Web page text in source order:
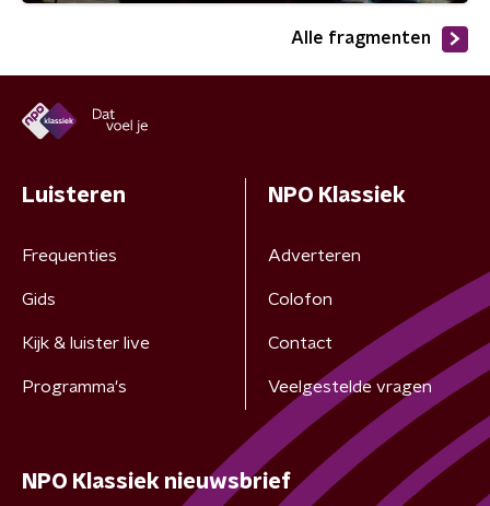
Alle fragmenten
Luisteren
Frequenties
Gids
Kijk & luister live
Programma's
NPO Klassiek
Adverteren
Colofon
Contact
Veelgestelde vragen
NPO Klassiek nieuwsbrief